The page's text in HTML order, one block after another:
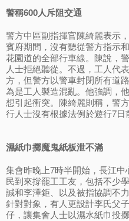
警稱600人斥阻交通
警方中區副指揮官陳綺麗表示
賓府期間，沒有聽從警方指示
花園道的全部行車線。陳說，
人士拒絕聽從。不過，工人代
方，但警方以警車封閉所有道
為是工人製造混亂。他強調，
想引起衝突。陳綺麗則稱，警
行人士沒有根據法例於遊行7日
濕紙巾擲魔鬼紙板泄不滿
集會昨晚上7時半開始，長江
民到來撐罷工工友，包括不少
誠和李澤鉅、以及被指協調不
針對對象，有人更設計李氏父
仔，讓集會人士以濕水紙巾投擲